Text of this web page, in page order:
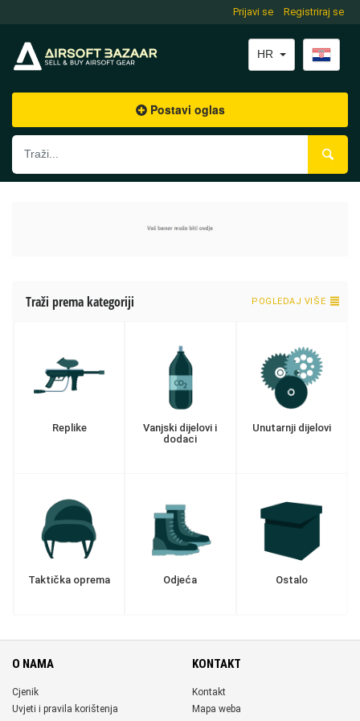
Prijavi se Registriraj se
HR
Postavi oglas
Traži prema kategoriji POGLEDAJ VIŠE
Replike
Vanjski dijelovi i
dodaci
Unutarnji dijelovi
Taktička oprema Odjeća Ostalo
O NAMA
Cjenik
Uvjeti i pravila korištenja
KONTAKT
Kontakt
Mapa weba